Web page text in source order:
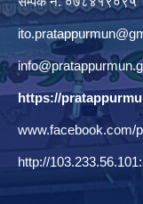
https://
www.facebook.com/
http://